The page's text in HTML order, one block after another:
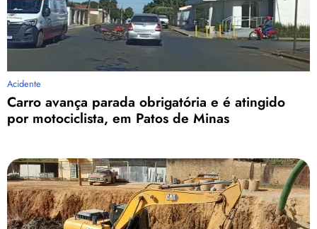
Acidente
Carro avança parada obrigatória e é atingido
por motociclista, em Patos de Minas